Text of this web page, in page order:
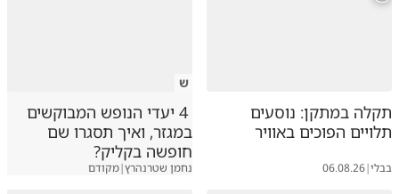
תקלה במתקן: נוסעים
תלויים הפוכים באוויר
בבלי|
06.08.26
ש
4 יעדי הנופש המבוקשים
במגזר, ואיך תסגרו שם
חופשה בקליק?
נחמן שטרנהרץ|מקודם